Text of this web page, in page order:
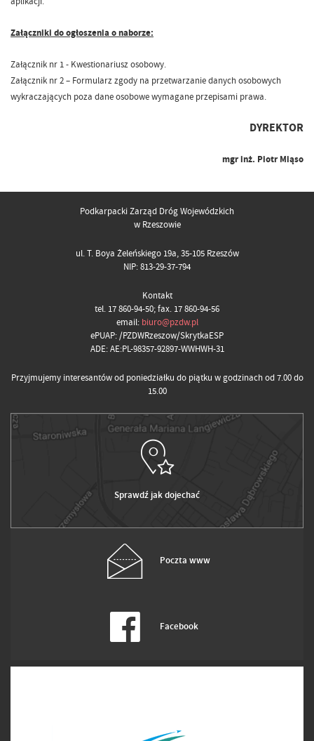
Załączniki do ogłoszenia o naborze:
Załącznik nr 1 - Kwestionariusz osobowy.
Załącznik nr 2 – Formularz zgody na przetwarzanie danych osobowych
wykraczających poza dane osobowe wymagane przepisami prawa.
DYREKTOR
mgr inż. Piotr Miąso
Podkarpacki Zarząd Dróg Wojewódzkich
w Rzeszowie
ul. T. Boya Żeleńskiego 19a, 35-105 Rzeszów
NIP: 813-29-37-794
Kontakt
tel. 17 860-94-50; fax. 17 860-94-56
email: biuro@pzdw.pl
ePUAP: /PZDWRzeszow/SkrytkaESP
ADE: AE:PL-98357-92897-WWHWH-31
Przyjmujemy interesantów od poniedziałku do piątku w godzinach od 7.00 do
15.00
Sprawdź jak dojechać
Poczta www
Facebook